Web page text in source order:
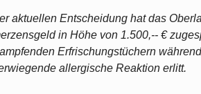
aktuellen Entscheidung hat das
in Höhe von 1.500,-- €
Erfrischungstüchern
allergische Reaktion erlitt.